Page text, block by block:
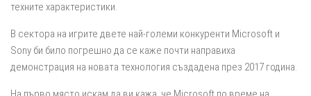
техните характеристики.
В сектора на игрите двете най-големи конкуренти Microsoft и
Sony би било погрешно да се каже почти направиха
демонстрация на новата технология създадена през 2017 година.